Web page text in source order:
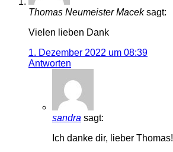
Thomas Neumeister Macek sagt:
Vielen lieben Dank
1. Dezember 2022 um 08:39
Antworten
sandra sagt:
Ich danke dir, lieber Thomas!